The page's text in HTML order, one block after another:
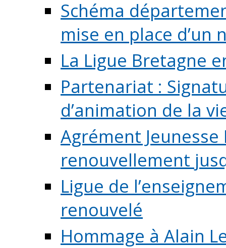
Schéma
mise en place d’un
La Ligue Bretagne
Partenariat :
d’animation de la
Agrément
renouvellement
Ligue de
renouvelé
Hommage à Alain